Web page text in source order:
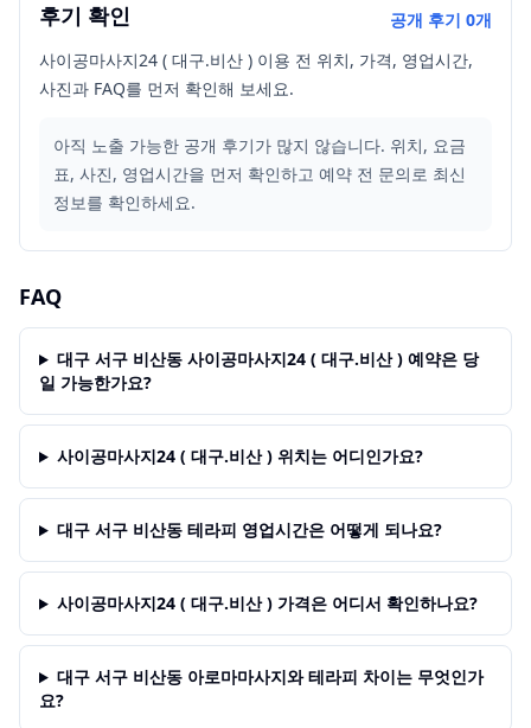
후기 확인 공개 후기 0개
사이공마사지24 ( 대구.비산 ) 이용 전 위치, 가격, 영업시간,
사진과 FAQ를 먼저 확인해 보세요.
아직 노출 가능한 공개 후기가 많지 않습니다. 위치, 요금
표, 사진, 영업시간을 먼저 확인하고 예약 전 문의로 최신
정보를 확인하세요.
FAQ
대구 서구 비산동 사이공마사지24 ( 대구.비산 ) 예약은 당
일 가능한가요?
사이공마사지24 ( 대구.비산 ) 위치는 어디인가요?
대구 서구 비산동 테라피 영업시간은 어떻게 되나요?
사이공마사지24 ( 대구.비산 ) 가격은 어디서 확인하나요?
대구 서구 비산동 아로마마사지와 테라피 차이는 무엇인가
요?